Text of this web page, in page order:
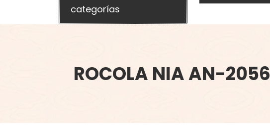
categorías
ROCOLA NIA AN-2056